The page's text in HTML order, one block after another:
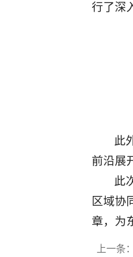
行了深
此
前沿展
此
区域协
章，为
上一条